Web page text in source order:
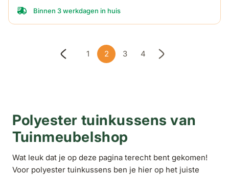
Binnen 3 werkdagen in huis
Pagina
1
U lees momenteel pagina
2
Pagina
3
Pagina
4
Polyester tuinkussens van
Tuinmeubelshop
Wat leuk dat je op deze pagina terecht bent gekomen!
Voor polyester tuinkussens ben je hier op het juiste